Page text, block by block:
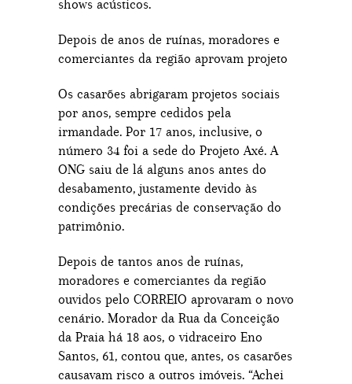
shows acústicos.
Depois de anos de ruínas, moradores e
comerciantes da região aprovam projeto
Os casarões abrigaram projetos sociais
por anos, sempre cedidos pela
irmandade. Por 17 anos, inclusive, o
número 34 foi a sede do Projeto Axé. A
ONG saiu de lá alguns anos antes do
desabamento, justamente devido às
condições precárias de conservação do
patrimônio.
Depois de tantos anos de ruínas,
moradores e comerciantes da região
ouvidos pelo CORREIO aprovaram o novo
cenário. Morador da Rua da Conceição
da Praia há 18 aos, o vidraceiro Eno
Santos, 61, contou que, antes, os casarões
causavam risco a outros imóveis. “Achei